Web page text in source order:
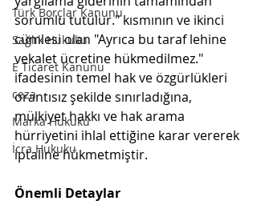
Türk Borçlar Kanunu
Sağlık Hukuku
E Ticaret Kanunu
ceza
Marka Hukuku
İcra Hukuku
sorumlu tutulur." kısmının ve ikinci
cümlesi olan "Ayrıca bu taraf lehine
vekalet ücretine hükmedilmez."
ifadesinin temel hak ve özgürlükleri
orantısız şekilde sınırladığına,
mülkiyet hakkı ve hak arama
hürriyetini ihlal ettiğine karar vererek
iptaline hükmetmiştir.
Önemli Detaylar